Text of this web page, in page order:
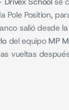
Pole Position,
salió desde
del equipo MP
vueltas